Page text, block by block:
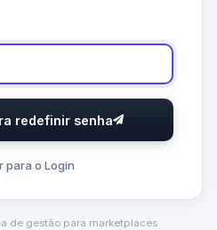
redefinir senha
para o Login
de gestão para marketplaces